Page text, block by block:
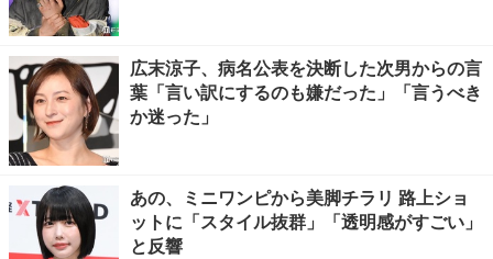
広末涼子、病名公表を決断した次男からの言
葉「言い訳にするのも嫌だった」「言うべき
か迷った」
あの、ミニワンピから美脚チラリ 路上ショ
ットに「スタイル抜群」「透明感がすごい」
と反響